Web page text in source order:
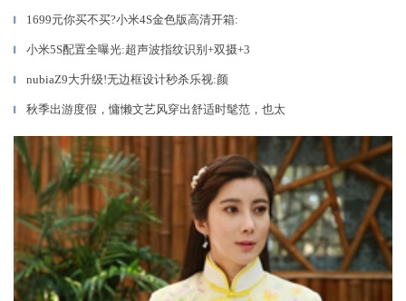
▎ 1699元你买不买?小米4S金色版高清开箱:
▎ 小米5S配置全曝光:超声波指纹识别+双摄+3
▎ nubiaZ9大升级!无边框设计秒杀乐视:颜
▎ 秋季出游度假，慵懒文艺风穿出舒适时髦范，也太